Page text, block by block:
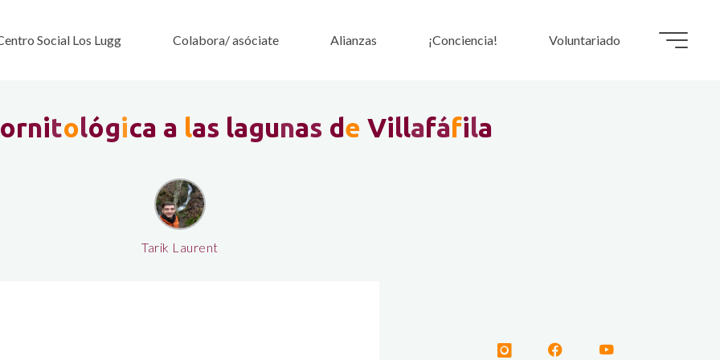
Social Los Lugg Colabora/ asóciate Alianzas ¡Conciencia! Voluntariado
ornitológica a las lagunas de Villafáfila
Tarik Laurent